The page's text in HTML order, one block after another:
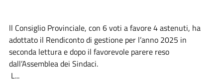
ll Consiglio Provinciale, con 6 voti a favore 4 astenuti, ha
adottato il Rendiconto di gestione per l’anno 2025 in
seconda lettura e dopo il favorevole parere reso
dall’Assemblea dei Sindaci.
L...